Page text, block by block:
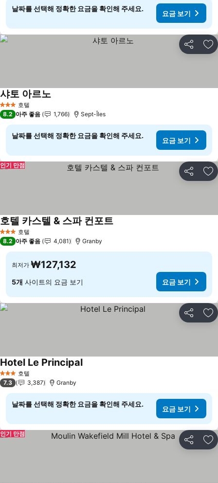
날짜를 선택해 정확한 요금을 확인해 주세요.
요금 보기
공유 즐
3 성급 호텔
샤토 아르노
8.2 아주 좋음 1,766 Sept-Îles
날짜를 선택해 정확한 요금을 확인해 주세요.
요금 보기
공유 즐
인기 만점
3 성급 호텔
호텔 카스텔 & 스파 컨포트
8.2 아주 좋음 4,081 Granby
최저가 ₩127,132
5개 사이트의 요금 보기 요금 보기
공유 즐
3 성급 호텔
Hotel Le Principal
7.3 3,387 Granby
날짜를 선택해 정확한 요금을 확인해 주세요.
요금 보기
공유 즐
인기 만점